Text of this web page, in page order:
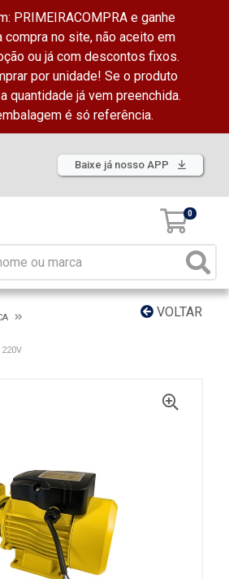
PRIMEIRACOMPRA e ganhe
compra no site, não aceito em
ou já com descontos fixos.
por unidade! Se o produto
quantidade já vem preenchida.
é só referência.
Baixe já nosso APP
0
VOLTAR
220V